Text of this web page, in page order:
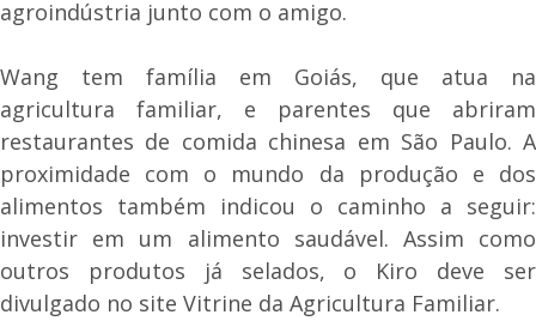
agroindústria junto com o amigo.
Wang tem família em Goiás, que atua na
agricultura familiar, e parentes que abriram
restaurantes de comida chinesa em São Paulo. A
proximidade com o mundo da produção e dos
alimentos também indicou o caminho a seguir:
investir em um alimento saudável. Assim como
outros produtos já selados, o Kiro deve ser
divulgado no site Vitrine da Agricultura Familiar.